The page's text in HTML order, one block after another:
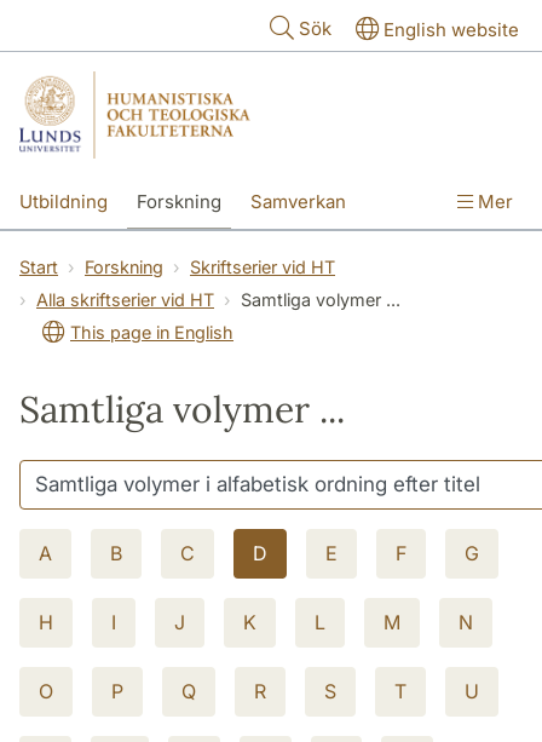
Sök English website
Utbildning Forskning Samverkan Mer
Start Forskning
Skriftserier vid HT
Alla skriftserier vid HT
Samtliga volymer ...
This page in English
Samtliga volymer ...
A B C D E F G
H I J K L M N
O P Q R S T U